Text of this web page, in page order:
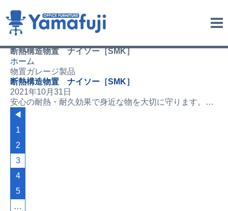
me
断熱構造物置 ナイソー［SMK］
ホーム
物置ガレージ製品
断熱構造物置 ナイソー［SMK］
2021年10月31日
安心の耐熱・耐久効果で身近な物を大切に守ります。…
◀︎
1
2
3
4
5
…